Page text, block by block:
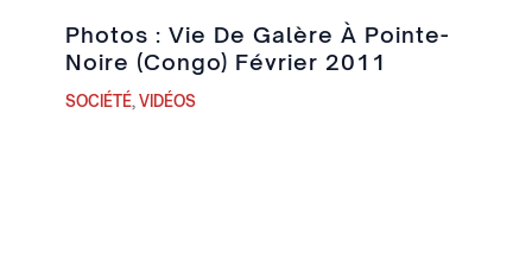
Photos : Vie De Galère À Pointe-
Noire (Congo) Février 2011
SOCIÉTÉ, VIDÉOS